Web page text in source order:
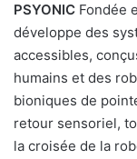
PSYONIC Fondée
développe des
accessibles,
humains et des
bioniques de
retour sensoriel,
la croisée de la